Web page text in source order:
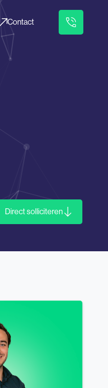
Contact
Direct solliciteren